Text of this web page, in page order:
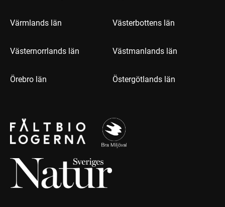
Värmlands län Västerbottens län
Västernorrlands län Västmanlands län
Örebro län Östergötlands län